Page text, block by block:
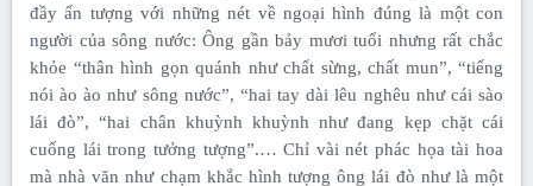
đầy ấn tượng với những nét về ngoại hình đúng là một con
người của sông nước: Ông gần bảy mươi tuổi nhưng rất chắc
khỏe “thân hình gọn quánh như chất sừng, chất mun”, “tiếng
nói ào ào như sông nước”, “hai tay dài lêu nghêu như cái sào
lái đò”, “hai chân khuỳnh khuỳnh như đang kẹp chặt cái
cuống lái trong tưởng tượng”.… Chỉ vài nét phác họa tài hoa
mà nhà văn như chạm khắc hình tượng ông lái đò như là một